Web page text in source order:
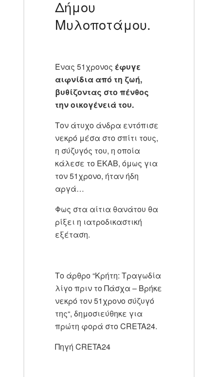
Δήμου
Μυλοποτάμου.
Ένας 51χρονος έφυγε
αιφνίδια από τη ζωή,
βυθίζοντας στο πένθος
την οικογένειά του.
Τον άτυχο άνδρα εντόπισε
νεκρό μέσα στο σπίτι τους,
η σύζυγός του, η οποία
κάλεσε το ΕΚΑΒ, όμως για
τον 51χρονο, ήταν ήδη
αργά…
Φως στα αίτια θανάτου θα
ρίξει η ιατροδικαστική
εξέταση.
Το άρθρο “Κρήτη: Τραγωδία
λίγο πριν το Πάσχα – Βρήκε
νεκρό τον 51χρονο σύζυγό
της“, δημοσιεύθηκε για
πρώτη φορά στο CRETA24.
Πηγή CRETA24